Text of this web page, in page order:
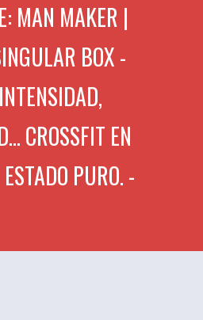
MAN MAKER |
BOX -
CROSSFIT EN
PURO. -